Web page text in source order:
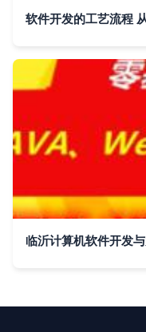
软件开发的工艺流程